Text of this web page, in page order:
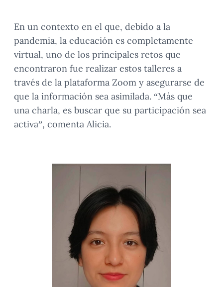
En un contexto en el que, debido a la
pandemia, la educación es completamente
virtual, uno de los principales retos que
encontraron fue realizar estos talleres a
través de la plataforma Zoom y asegurarse de
que la información sea asimilada. “Más que
una charla, es buscar que su participación sea
activa”, comenta Alicia.